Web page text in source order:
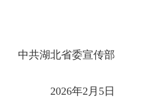
中共湖北省委宣传部
2026年2月5日